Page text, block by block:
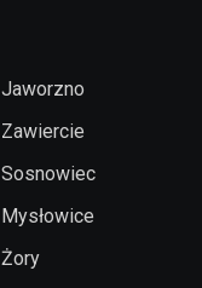
Jaworzno
Zawiercie
Sosnowiec
Mysłowice
Żory